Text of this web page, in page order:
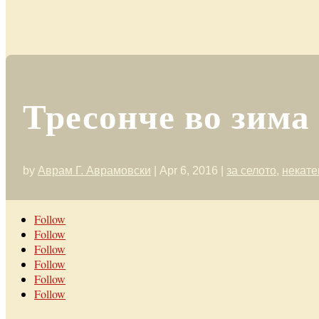
Тресонче во зима
by Аврам Г. Аврамовски Apr 6, 2016 за селото,
Follow
Follow
Follow
Follow
Follow
Follow